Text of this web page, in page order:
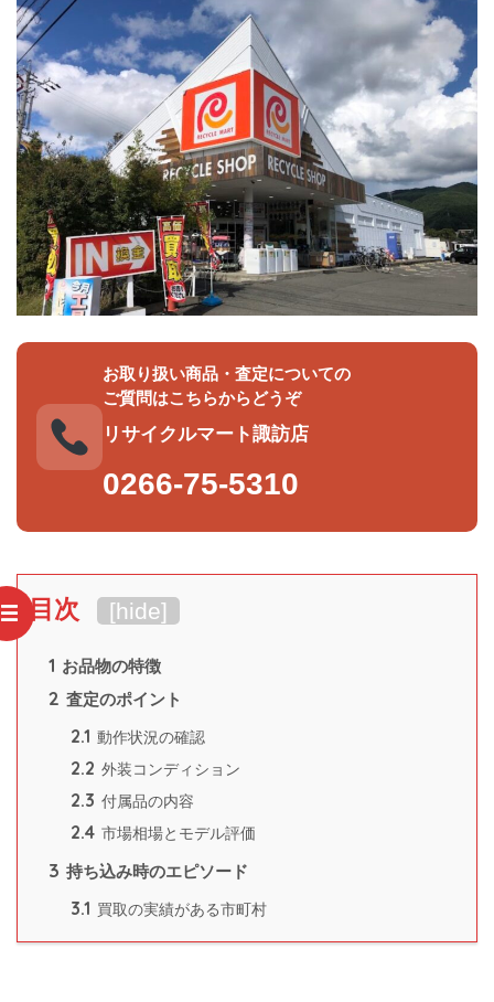
お取り扱い商品・査定についての
ご質問はこちらからどうぞ
リサイクルマート諏訪店
0266-75-5310
目次 [hide]
1 お品物の特徴
2 査定のポイント
2.1 動作状況の確認
2.2 外装コンディション
2.3 付属品の内容
2.4 市場相場とモデル評価
3 持ち込み時のエピソード
3.1 買取の実績がある市町村